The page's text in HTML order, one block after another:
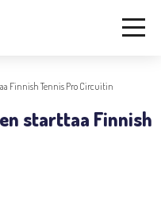
Finnish Tennis Pro Circuitin
starttaa Finnish